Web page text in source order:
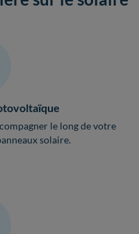
le long de votre
solaire.